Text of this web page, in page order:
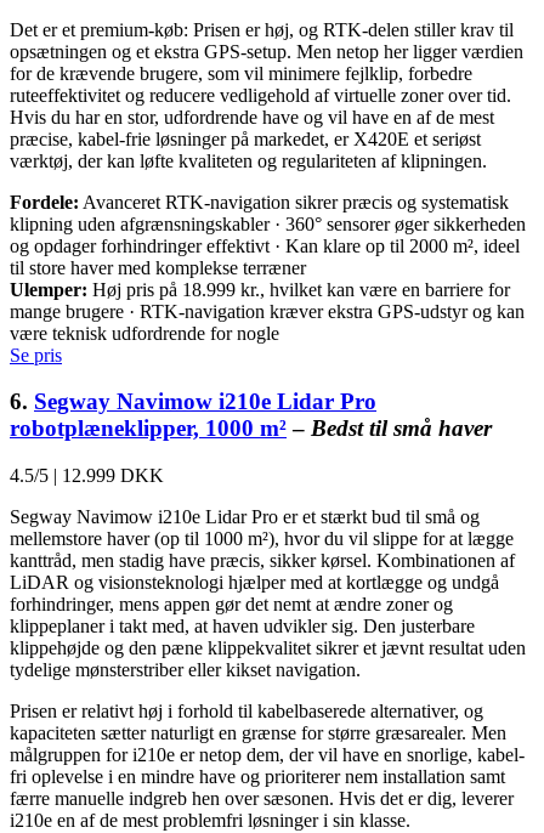
Det er et premium-køb: Prisen er høj, og RTK-delen stiller krav til
opsætningen og et ekstra GPS-setup. Men netop her ligger værdien
for de krævende brugere, som vil minimere fejlklip, forbedre
ruteeffektivitet og reducere vedligehold af virtuelle zoner over tid.
Hvis du har en stor, udfordrende have og vil have en af de mest
præcise, kabel-frie løsninger på markedet, er X420E et seriøst
værktøj, der kan løfte kvaliteten og regulariteten af klipningen.
Fordele: Avanceret RTK-navigation sikrer præcis og systematisk
klipning uden afgrænsningskabler · 360° sensorer øger sikkerheden
og opdager forhindringer effektivt · Kan klare op til 2000 m², ideel
til store haver med komplekse terræner
Ulemper: Høj pris på 18.999 kr., hvilket kan være en barriere for
mange brugere · RTK-navigation kræver ekstra GPS-udstyr og kan
være teknisk udfordrende for nogle
Se pris
6. Segway Navimow i210e Lidar Pro
robotplæneklipper, 1000 m²– Bedst til små haver
4.5/5 | 12.999 DKK
Segway Navimow i210e Lidar Pro er et stærkt bud til små og
mellemstore haver (op til 1000 m²), hvor du vil slippe for at lægge
kanttråd, men stadig have præcis, sikker kørsel. Kombinationen af
LiDAR og visionsteknologi hjælper med at kortlægge og undgå
forhindringer, mens appen gør det nemt at ændre zoner og
klippeplaner i takt med, at haven udvikler sig. Den justerbare
klippehøjde og den pæne klippekvalitet sikrer et jævnt resultat uden
tydelige mønsterstriber eller kikset navigation.
Prisen er relativt høj i forhold til kabelbaserede alternativer, og
kapaciteten sætter naturligt en grænse for større græsarealer. Men
målgruppen for i210e er netop dem, der vil have en snorlige, kabel-
fri oplevelse i en mindre have og prioriterer nem installation samt
færre manuelle indgreb hen over sæsonen. Hvis det er dig, leverer
i210e en af de mest problemfri løsninger i sin klasse.